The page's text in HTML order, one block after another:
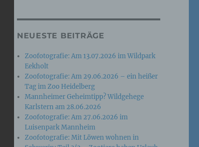
NEUESTE BEITRÄGE
Zoofotografie: Am 13.07.2026 im Wildpark
Eekholt
Zoofotografie: Am 29.06.2026 – ein heißer
Tag im Zoo Heidelberg
Mannheimer Geheimtipp? Wildgehege
Karlstern am 28.06.2026
Zoofotografie: Am 27.06.2026 im
Luisenpark Mannheim
Zoofotografie: Mit Löwen wohnen in